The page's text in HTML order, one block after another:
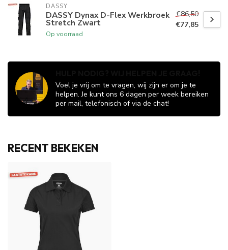
DASSY
DASSY Dynax D-Flex Werkbroek
Stretch Zwart
Op voorraad
€86,50
€77,85
Voel je vrij om te vragen, wij zijn er om je te
helpen. Je kunt ons 6 dagen per week bereiken
per mail, telefonisch of via de chat!
RECENT BEKEKEN